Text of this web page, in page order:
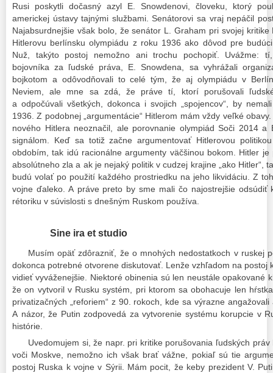
Rusi poskytli dočasný azyl E. Snowdenovi, človeku, ktorý
americkej ústavy tajnými službami. Senátorovi sa vraj nepáčil
Najabsurdnejšie však bolo, že senátor L. Graham pri svojej
Hitlerovu berlínsku olympiádu z roku 1936 ako dôvod pre
Nuž, takýto postoj nemožno ani trochu pochopiť. Uvážme:
bojovníka za ľudské práva, E. Snowdena, sa vyhrážali
bojkotom a odôvodňovali to celé tým, že aj olympiádu v
Neviem, ale mne sa zdá, že práve tí, ktorí porušovali
a odpočúvali všetkých, dokonca i svojich „spojencov“, by
1936. Z podobnej „argumentácie“ Hitlerom mám vždy veľké
nového Hitlera neoznačil, ale porovnanie olympiád Soči 2014
signálom. Keď sa totiž začne argumentovať Hitlerovou
obdobím, tak idú racionálne argumenty väčšinou bokom. Hitler
absolútneho zla a ak je nejaký politik v cudzej krajine „ako Hitler“,
budú volať po použití každého prostriedku na jeho likvidáciu. Z
vojne ďaleko. A práve preto by sme mali čo najostrejšie odsúdiť
rétoriku v súvislosti s dnešným Ruskom používa.
Sine ira et studio
Musím opäť zdôrazniť, že o mnohých nedostatkoch v ruskej
dokonca potrebné otvorene diskutovať. Lenže vzhľadom na postoj
vidieť vyváženejšie. Niektoré obinenia sú len neustále opakované
že on vytvoril v Rusku systém, pri ktorom sa obohacuje len
privatizačných „reforiem“ z 90. rokoch, kde sa výrazne
A názor, že Putin zodpovedá za vytvorenie systému korupcie v
histórie.
Uvedomujem si, že napr. pri kritike porušovania ľudských
voči Moskve, nemožno ich však brať vážne, pokiaľ sú tie
postoj Ruska k vojne v Sýrii. Mám pocit, že keby prezident V.